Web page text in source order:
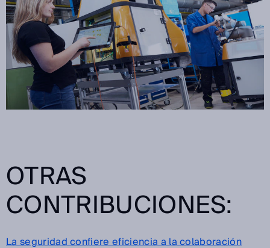
OTRAS
CONTRIBUCIONES:
La seguridad confiere eficiencia a la colaboración